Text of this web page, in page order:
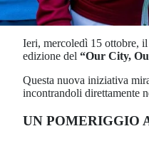
Ieri, mercoledì 15 ottobre,
edizione del “Our City,
Questa nuova iniziativa
incontrandoli direttamente
UN POMERIGGIO